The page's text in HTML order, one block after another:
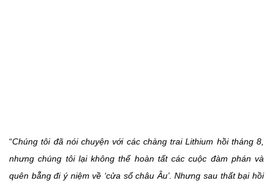
“Chúng tôi đã nói chuyện với các chàng trai Lithium hồi tháng 8,
nhưng chúng tôi lại không thể hoàn tất các cuộc đàm phán và
quên bẵng đi ý niệm về ‘cửa sổ châu Âu’. Nhưng sau thất bại hồi